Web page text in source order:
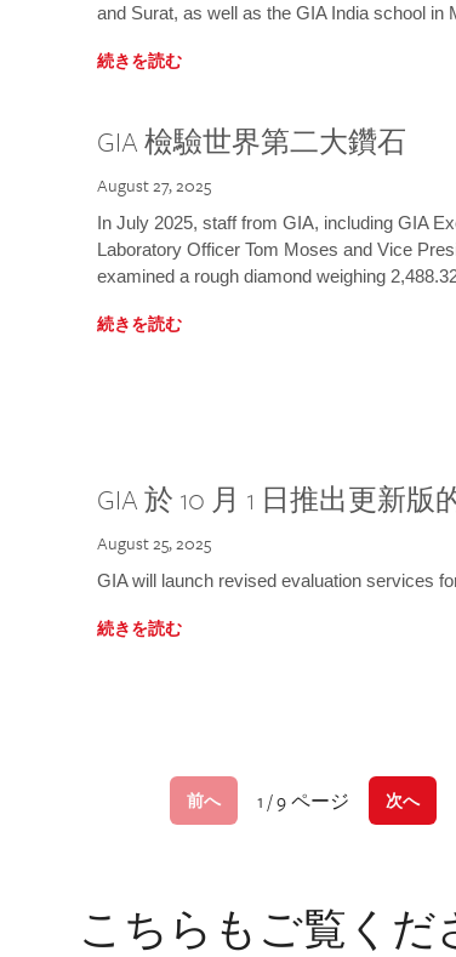
and Surat, as well as the GIA India school in
続きを読む
GIA 檢驗世界第二大鑽石
August 27, 2025
In July 2025, staff from GIA, including GIA
Laboratory Officer Tom Moses and Vice
examined a rough diamond weighing
続きを読む
GIA 於 10 月 1 日推出更新
August 25, 2025
GIA will launch revised evaluation services
続きを読む
前へ 1 / 9 ページ 次へ
こちらもご覧くだ